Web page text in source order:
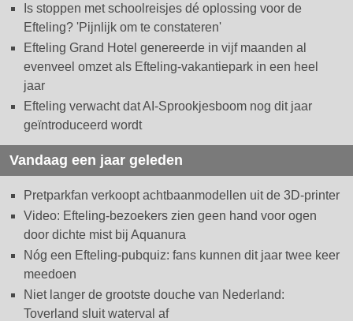
Is stoppen met schoolreisjes dé oplossing voor de
Efteling? 'Pijnlijk om te constateren'
Efteling Grand Hotel genereerde in vijf maanden al
evenveel omzet als Efteling-vakantiepark in een heel
jaar
Efteling verwacht dat AI-Sprookjesboom nog dit jaar
geïntroduceerd wordt
Vandaag een jaar geleden
Pretparkfan verkoopt achtbaanmodellen uit de 3D-printer
Video: Efteling-bezoekers zien geen hand voor ogen
door dichte mist bij Aquanura
Nóg een Efteling-pubquiz: fans kunnen dit jaar twee keer
meedoen
Niet langer de grootste douche van Nederland:
Toverland sluit waterval af